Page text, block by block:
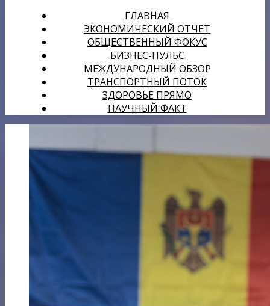
ГЛАВНАЯ
ЭКОНОМИЧЕСКИЙ ОТЧЕТ
ОБЩЕСТВЕННЫЙ ФОКУС
БИЗНЕС-ПУЛЬС
МЕЖДУНАРОДНЫЙ ОБЗОР
ТРАНСПОРТНЫЙ ПОТОК
ЗДОРОВЬЕ ПРЯМО
НАУЧНЫЙ ФАКТ